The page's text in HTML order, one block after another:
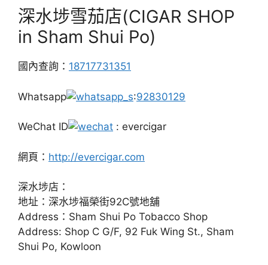
深水埗雪茄店(CIGAR SHOP
in Sham Shui Po)
國內查詢： 18717731351
Whatsapp :92830129
WeChat ID : evercigar
網頁： http://evercigar.com
深水埗店：
地址：深水埗福榮街92C號地舖
Address：Sham Shui Po Tobacco Shop
Address: Shop C G/F, 92 Fuk Wing St., Sham
Shui Po, Kowloon